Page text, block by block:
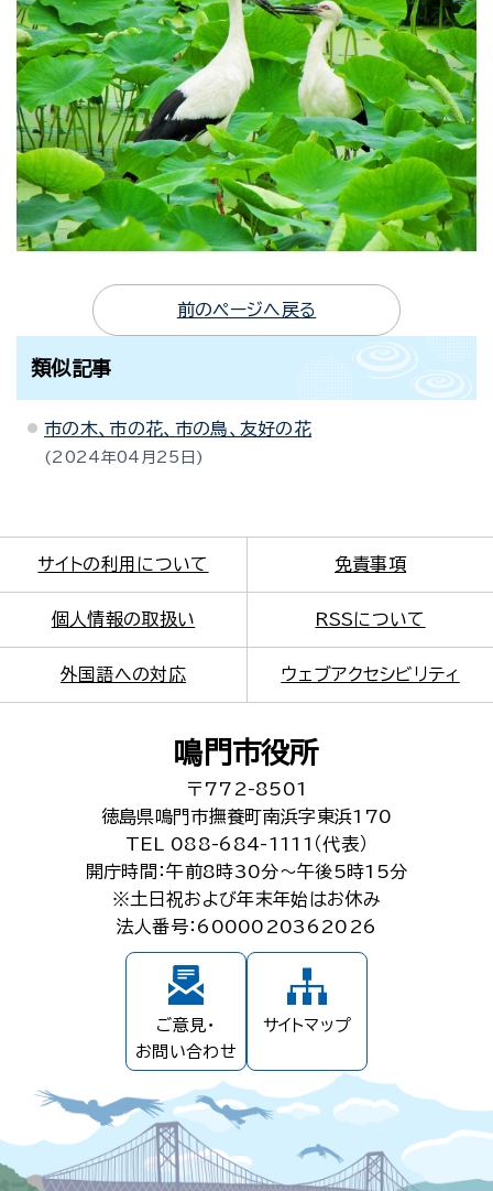
前のページへ戻る
類似記事
市の木、市の花、市の鳥、友好の花
2024年04月25日
サイトの利用について 免責事項
個人情報の取扱い RSSについて
外国語への対応 ウェブアクセシビリティ
鳴門市役所
〒772-8501
徳島県鳴門市撫養町南浜字東浜170
TEL 088-684-1111（代表）
開庁時間：午前8時30分～午後5時15分
※土日祝および年末年始はお休み
法人番号：6000020362026
ご意見・
お問い合わせ
サイトマップ